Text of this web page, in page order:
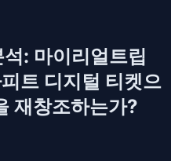
: 마이리얼트립
트 디지털 티켓으
재창조하는가?